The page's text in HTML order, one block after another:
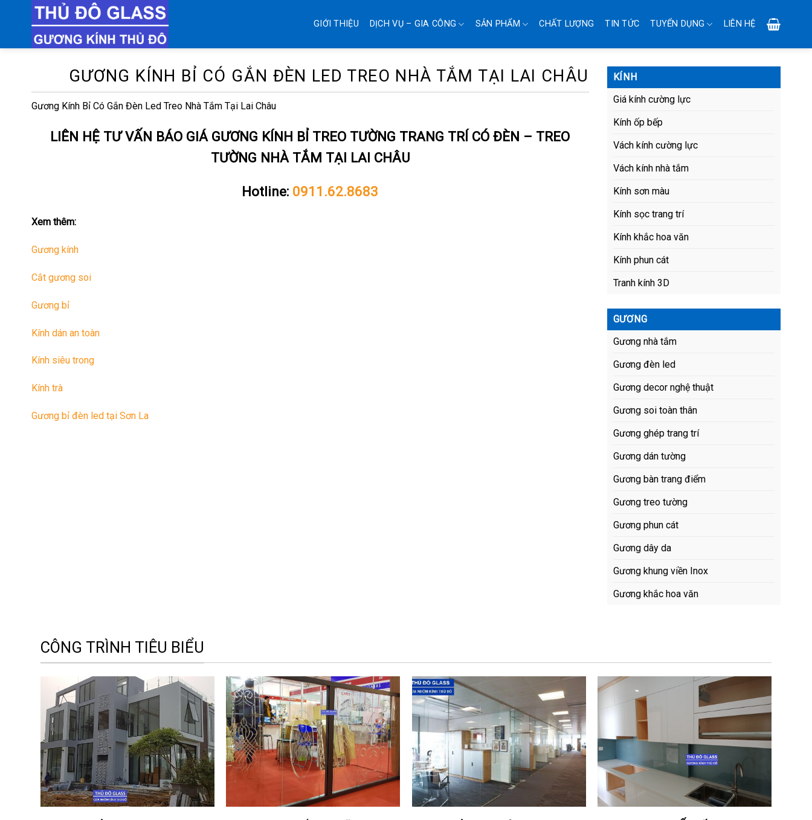
dung
GIỚI THIỆU DỊCH VỤ – GIA CÔNG SẢN PHẨM CHẤT LƯỢNG TIN TỨC TUYỂN DỤNG LIÊN HỆ
GƯƠNG KÍNH BỈ CÓ GẮN ĐÈN LED TREO NHÀ TẮM TẠI LAI CHÂU
Gương Kính Bỉ Có Gắn Đèn Led Treo Nhà Tắm Tại Lai Châu
LIÊN HỆ TƯ VẤN BÁO GIÁ GƯƠNG KÍNH BỈ TREO TƯỜNG TRANG TRÍ CÓ ĐÈN – TREO
TƯỜNG NHÀ TẮM TẠI LAI CHÂU
Hotline: 0911.62.8683
Xem thêm:
Gương kính
Cắt gương soi
Gương bỉ
Kính dán an toàn
Kính siêu trong
Kính trà
Gương bỉ đèn led tại Sơn La
KÍNH
Giá kính cường lực
Kính ốp bếp
Vách kính cường lực
Vách kính nhà tắm
Kính sơn màu
Kính sọc trang trí
Kính khắc hoa văn
Kính phun cát
Tranh kính 3D
GƯƠNG
Gương nhà tắm
Gương đèn led
Gương decor nghệ thuật
Gương soi toàn thân
Gương ghép trang trí
Gương dán tường
Gương bàn trang điểm
Gương treo tường
Gương phun cát
Gương dây da
Gương khung viền Inox
Gương khắc hoa văn
CÔNG TRÌNH TIÊU BIỂU